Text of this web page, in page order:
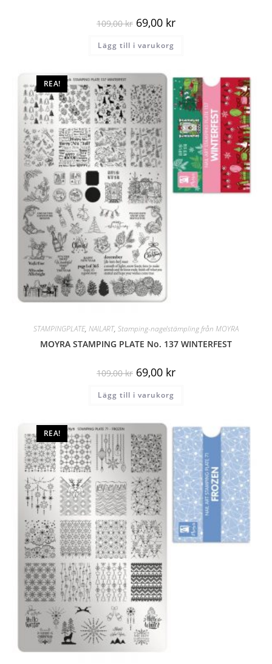
109,00kr 69,00 kr
Lägg till i varukorg
REA!
STAMPINGPLATE, NAILART, Stamping-nagelstämpling från MOYRA
MOYRA STAMPING PLATE No. 137 WINTERFEST
109,00kr 69,00 kr
Lägg till i varukorg
REA!